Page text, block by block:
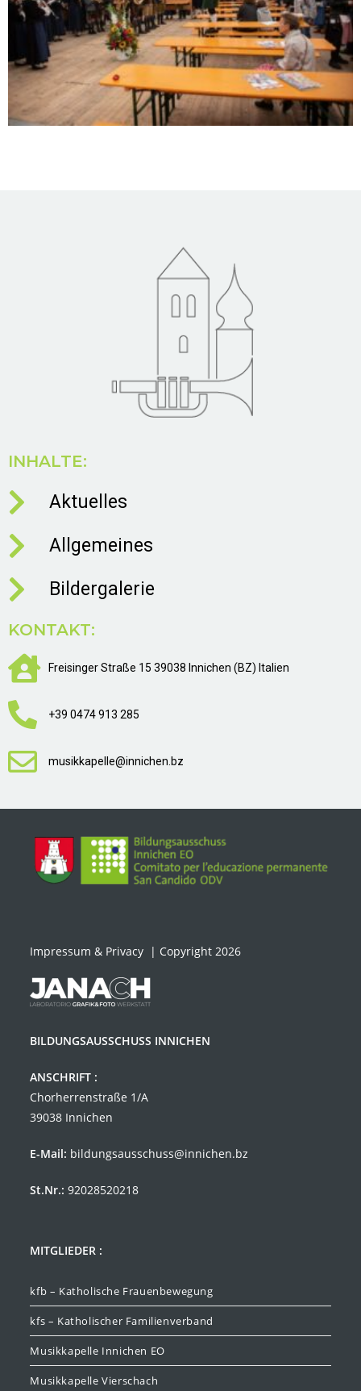
INHALTE:
Aktuelles
Allgemeines
Bildergalerie
KONTAKT:
Freisinger Straße 15 39038 Innichen (BZ) Italien
+39 0474 913 285
musikkapelle@innichen.bz
Impressum & Privacy | Copyright 2026
BILDUNGSAUSSCHUSS INNICHEN
ANSCHRIFT :
Chorherrenstraße 1/A
39038 Innichen
E-Mail: bildungsausschuss@innichen.bz
St.Nr.: 92028520218
MITGLIEDER :
kfb – Katholische Frauenbewegung
kfs – Katholischer Familienverband
Musikkapelle Innichen EO
Musikkapelle Vierschach